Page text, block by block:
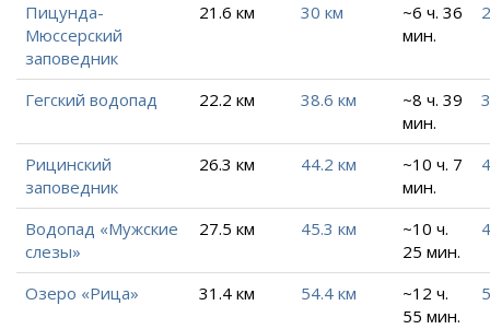
Пицунда-
Мюссерский
заповедник
21.6 км 30 км
~6 ч. 36
мин.
Гегский водопад 22.2 км 38.6 км
~8 ч. 39
мин.
Рицинский
заповедник
26.3 км 44.2 км
~10 ч. 7
мин.
Водопад «Мужские
слезы»
27.5 км 45.3 км
~10 ч.
25 мин.
Озеро «Рица» 31.4 км 54.4 км
~12 ч.
55 мин.